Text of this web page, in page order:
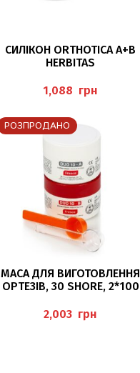
ДОДАТИ В КОШИК
СИЛІКОН ORTHOTICA A+B
HERBITAS
грн
РОЗПРОДАНО
ЧИТАТИ ДАЛІ
МАСА ДЛЯ ВИГОТОВЛЕННЯ
ОРТЕЗІВ, 30 SHORE, 2*100
грн